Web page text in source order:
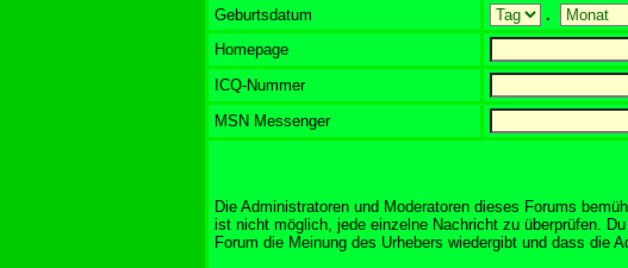
Geburtsdatum
.
Homepage
ICQ-Nummer
MSN Messenger
Die Administratoren und Moderatoren dieses Forums
ist nicht möglich, jede einzelne Nachricht zu überprüfen.
Forum die Meinung des Urhebers wiedergibt und dass die